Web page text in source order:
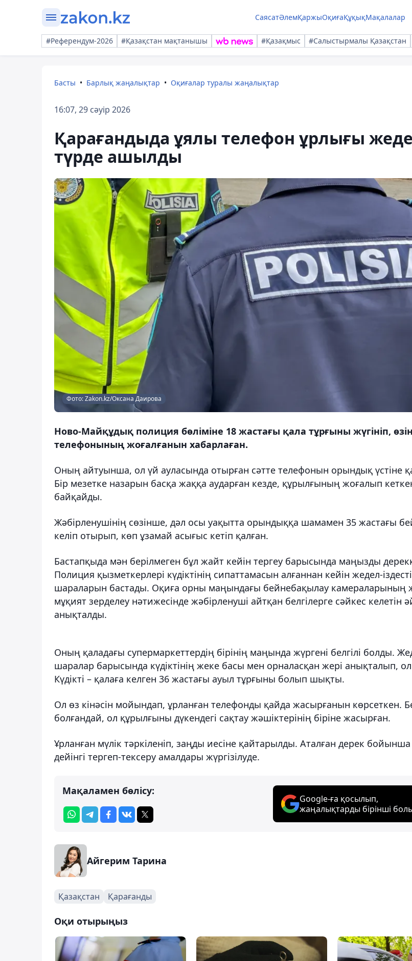
СаясатӘлемҚаржыОқиғаҚұқықМақалалар
#Референдум-2026 #Қазақстан мақтанышы #Қазақмыс #Салыстырмалы Қазақстан
Басты Барлық жаңалықтар Оқиғалар туралы жаңалықтар
16:07, 29 сәуір 2026
Қарағандыда ұялы телефон ұрлығы
түрде ашылды
Фото: Zakon.kz/Оксана Даирова
Ново-Майқұдық полиция бөліміне 18 жастағы қала тұрғыны жүгініп,
телефонының жоғалғанын хабарлаған.
Оның айтуынша, ол үй ауласында отырған сәтте телефонын орындық үстіне
Бір мезетке назарын басқа жаққа аударған кезде, құрылғының жоғалып
байқайды.
Жәбірленушінің сөзінше, дәл осы уақытта орындыққа шамамен 35 жастағы
келіп отырып, көп ұзамай асығыс кетіп қалған.
Бастапқыда мән берілмеген бұл жайт кейін тергеу барысында маңызды
Полиция қызметкерлері күдіктінің сипаттамасын алғаннан кейін жедел-
шараларын бастады. Оқиға орны маңындағы бейнебақылау камераларының
мұқият зерделеу нәтижесінде жәбірленуші айтқан белгілерге сәйкес келетін
анықталды.
Оның қаладағы супермаркеттердің бірінің маңында жүргені белгілі болды.
шаралар барысында күдіктінің жеке басы мен орналасқан жері анықталып,
Күдікті – қалаға келген 36 жастағы ауыл тұрғыны болып шықты.
Ол өз кінәсін мойындап, ұрланған телефонды қайда жасырғанын көрсеткен.
болғандай, ол құрылғыны дүкендегі сақтау жәшіктерінің біріне жасырған.
Ұрланған мүлік тәркіленіп, заңды иесіне қайтарылды. Аталған дерек бойынша
дейінгі тергеп-тексеру амалдары жүргізілуде.
Мақаламен бөлісу:
Google-ға қосылып,
жаңалықтарды бірінші
Айгерим Тарина
Қазақстан Қарағанды
Оқи отырыңыз